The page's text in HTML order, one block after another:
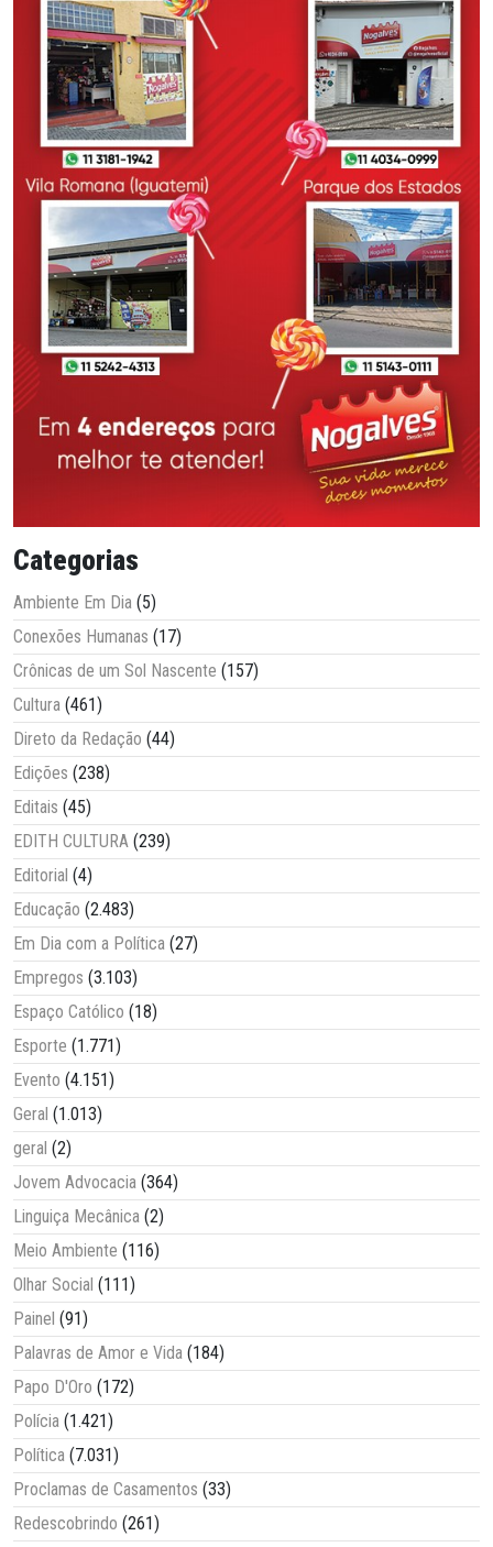
Categorias
Ambiente Em Dia (5)
Conexões Humanas (17)
Crônicas de um Sol Nascente (157)
Cultura (461)
Direto da Redação (44)
Edições (238)
Editais (45)
EDITH CULTURA (239)
Editorial (4)
Educação (2.483)
Em Dia com a Política (27)
Empregos (3.103)
Espaço Católico (18)
Esporte (1.771)
Evento (4.151)
Geral (1.013)
geral (2)
Jovem Advocacia (364)
Linguiça Mecânica (2)
Meio Ambiente (116)
Olhar Social (111)
Painel (91)
Palavras de Amor e Vida (184)
Papo D'Oro (172)
Polícia (1.421)
Política (7.031)
Proclamas de Casamentos (33)
Redescobrindo (261)